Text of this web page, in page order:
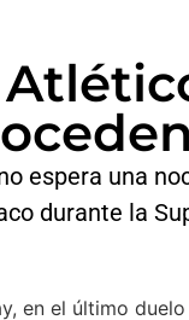
espera una
durante la